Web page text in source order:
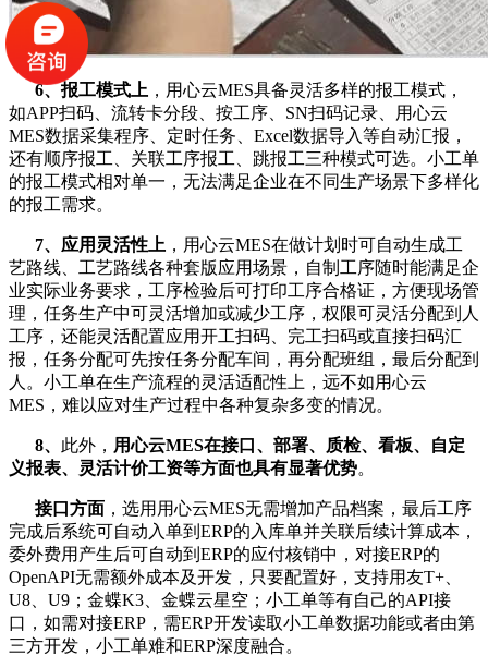
6、报工模式上 ，用心云MES具备灵活多样的报工模式，
如APP扫码、流转卡分段、按工序、SN扫码记录、用心云
MES数据采集程序、定时任务、Excel数据导入等自动汇报，
还有顺序报工、关联工序报工、跳报工三种模式可选。小工单
的报工模式相对单一，无法满足企业在不同生产场景下多样化
的报工需求。
7、 应用灵活性上 ，用心云MES在做计划时可自动生成工
艺路线、工艺路线各种套版应用场景，自制工序随时能满足企
业实际业务要求，工序检验后可打印工序合格证，方便现场管
理，任务生产中可灵活增加或减少工序，权限可灵活分配到人
工序，还能灵活配置应用开工扫码、完工扫码或直接扫码汇
报，任务分配可先按任务分配车间，再分配班组，最后分配到
人。小工单在生产流程的灵活适配性上，远不如用心云
MES，难以应对生产过程中各种复杂多变的情况。
8、 此外， 用心云MES在接口、部署、质检、看板、自定
义报表、灵活计价工资等方面也具有显著优势。
接口方面 ，选用用心云MES无需增加产品档案，最后工序
完成后系统可自动入单到ERP的入库单并关联后续计算成本，
委外费用产生后可自动到ERP的应付核销中，对接ERP的
OpenAPI无需额外成本及开发，只要配置好，支持用友T+、
U8、U9；金蝶K3、金蝶云星空；小工单等有自己的API接
口，如需对接ERP，需ERP开发读取小工单数据功能或者由第
三方开发，小工单难和ERP深度融合。